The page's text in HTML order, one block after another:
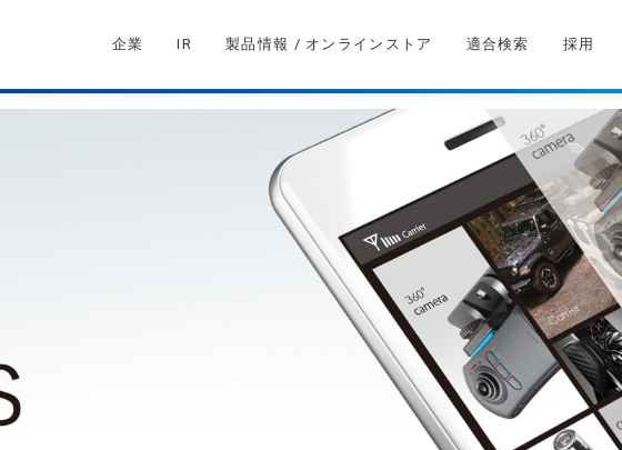
企業 IR 製品情報 / オンラインストア 適合検索 採用